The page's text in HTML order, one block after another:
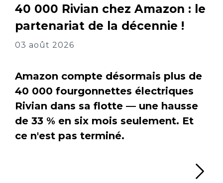
40 000 Rivian chez Amazon : le
partenariat de la décennie !
03 août 2026
Amazon compte désormais plus de
40 000 fourgonnettes électriques
Rivian dans sa flotte — une hausse
de 33 % en six mois seulement. Et
ce n'est pas terminé.